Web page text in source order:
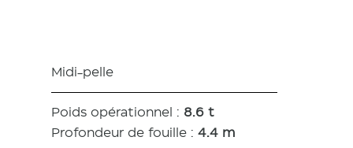
Midi-pelle
Poids opérationnel : 8.6 t
Profondeur de fouille : 4.4 m